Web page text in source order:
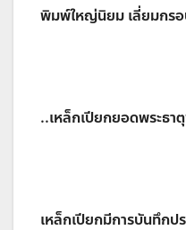
พิมพ์ใหญ่นิยม เลี่ยมกรอ
..เหล็กเปียกยอดพระธ
เหล็กเปียกมีการบันทึกป